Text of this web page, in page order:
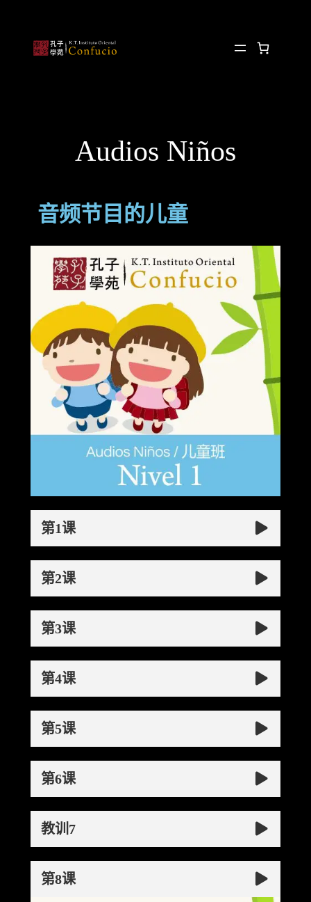
Audios Niños
音频节目的儿童
第1课
第2课
第3课
第4课
第5课
第6课
教训7
第8课